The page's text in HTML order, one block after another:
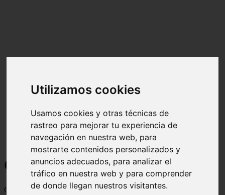
Utilizamos cookies
Usamos cookies y otras técnicas de
rastreo para mejorar tu experiencia de
navegación en nuestra web, para
mostrarte contenidos personalizados y
anuncios adecuados, para analizar el
tráfico en nuestra web y para comprender
de donde llegan nuestros visitantes.
Curiosidades y Sabias que
Cosas curiosas, curiosidades, noticias impactantes y mucho mas